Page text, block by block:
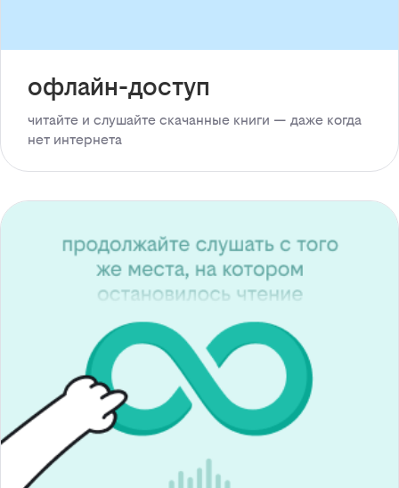
офлайн-доступ
читайте и слушайте скачанные книги — даже когда
нет интернета